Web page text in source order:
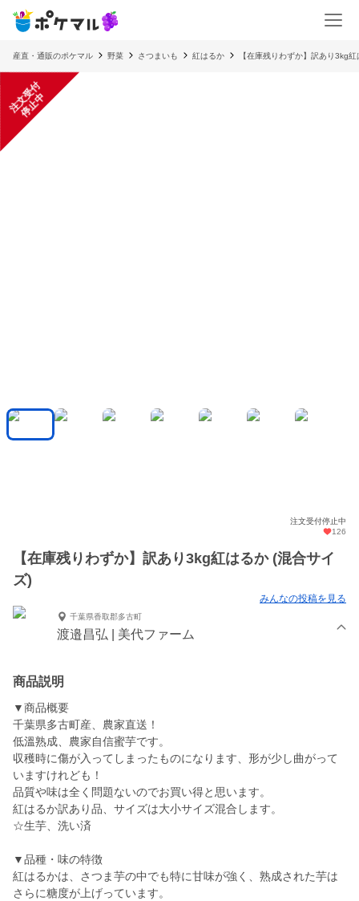
産直・通販のポケマル 野菜 さつまいも 紅はるか 【在庫残りわずか】訳あり3kg
注
文
受
付
停
止
中
注文受付停止中
126
【在庫残りわずか】訳あり3kg紅はるか (混合サイ
ズ)
みんなの投稿を見る
千葉県香取郡多古町
渡邉昌弘 | 美代ファーム
商品説明
▼商品概要
千葉県多古町産、農家直送！
低溫熟成、農家自信蜜芋です。
収穫時に傷が入ってしまったものになります、形が少し曲がって
いますけれども！
品質や味は全く問題ないのでお買い得と思います。
紅はるか訳あり品、サイズは大小サイズ混合します。
☆生芋、洗い済
▼品種・味の特徴
紅はるかは、さつま芋の中でも特に甘味が強く、熟成された芋は
さらに糖度が上げっています。